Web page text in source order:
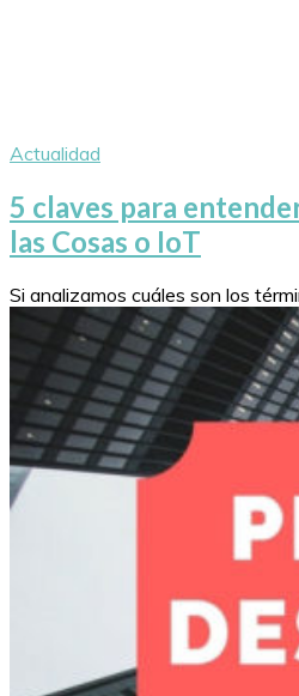
Actualidad
5 claves para
las Cosas o IoT
Si analizamos cuáles son los